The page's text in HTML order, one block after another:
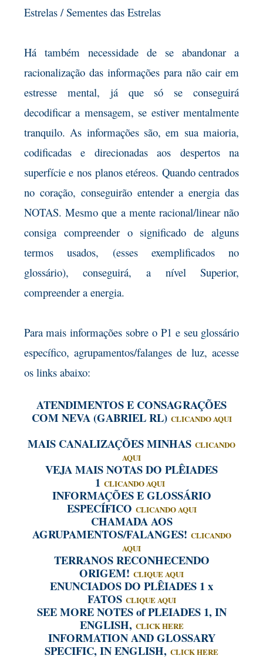
Estrelas / Sementes das Estrelas
Há também necessidade de se abandonar a
racionalização das informações para não cair em
estresse mental, já que só se conseguirá
decodificar a mensagem, se estiver mentalmente
tranquilo. As informações são, em sua maioria,
codificadas e direcionadas aos despertos na
superfície e nos planos etéreos. Quando centrados
no coração, conseguirão entender a energia das
NOTAS. Mesmo que a mente racional/linear não
consiga compreender o significado de alguns
termos usados, (esses exemplificados no
glossário), conseguirá, a nível Superior,
compreender a energia.
Para mais informações sobre o P1 e seu glossário
específico, agrupamentos/falanges de luz, acesse
os links abaixo:
ATENDIMENTOS E CONSAGRAÇÕES
COM NEVA (GABRIEL RL) CLICANDO AQUI
MAIS CANALIZAÇÕES MINHAS CLICANDO
AQUI
VEJA MAIS NOTAS DO PLÊIADES
1 CLICANDO AQUI
INFORMAÇÕES E GLOSSÁRIO
ESPECÍFICO CLICANDO AQUI
CHAMADA AOS
AGRUPAMENTOS/FALANGES! CLICANDO
AQUI
TERRANOS RECONHECENDO
ORIGEM! CLIQUE AQUI
ENUNCIADOS DO PLÊIADES 1 x
FATOS CLIQUE AQUI
SEE MORE NOTES of PLEIADES 1, IN
ENGLISH, CLICK HERE
INFORMATION AND GLOSSARY
SPECIFIC, IN ENGLISH, CLICK HERE